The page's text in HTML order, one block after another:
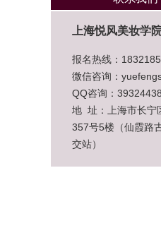
上海悦风美妆学
报名热线：
微信咨询：
QQ咨询：
地 址：上海市长宁
357号5楼（仙霞路
交站）